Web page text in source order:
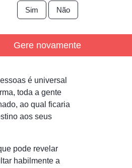
Sim Não
Gere novamente
é universal
toda a gente
ao qual ficaria
aos seus
pode revelar
habilmente a